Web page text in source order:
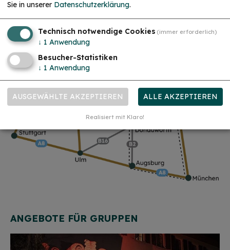
ANGEBOTE FÜR GRUPPEN
Sie in unserer Datenschutzerklärung.
Technisch notwendige Cookies (immer erforderlich)
↓ 1 Anwendung
Besucher-Statistiken
↓ 1 Anwendung
AUSGEWÄHLTE AKZEPTIEREN ALLE AKZEPTIEREN
Realisiert mit Klaro!